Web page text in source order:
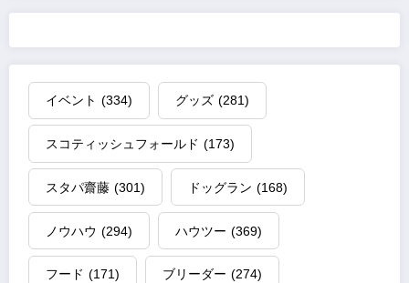
イベント (334) グッズ (281)
スコティッシュフォールド (173)
スタパ齋藤 (301) ドッグラン (168)
ノウハウ (294) ハウツー (369)
フード (171) ブリーダー (274)